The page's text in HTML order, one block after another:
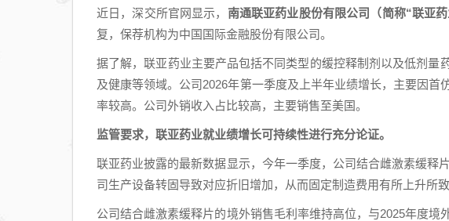
近日，深交所官网显示， 南通联亚药业股份有限公司（简称“联亚药
复，保荐机构为中国国际金融股份有限公司。
据了解，联亚药业主要产品包括不同类型的缓控释制剂以及低剂量
及健康等领域。公司2026年第一季度及上半年业绩增长，主要因首
率较高。公司外销收入占比较高，主要销售至美国。
监管要求，联亚药业就业绩增长可持续性进行充分论证。
联亚药业披露的最新数据显示，今年一季度，公司结合雌激素缓释
司生产设备转固导致对应折旧增加，从而固定制造费用有所上升所致
公司结合雌激素缓释片的境外销售毛利率维持高位，与2025年度